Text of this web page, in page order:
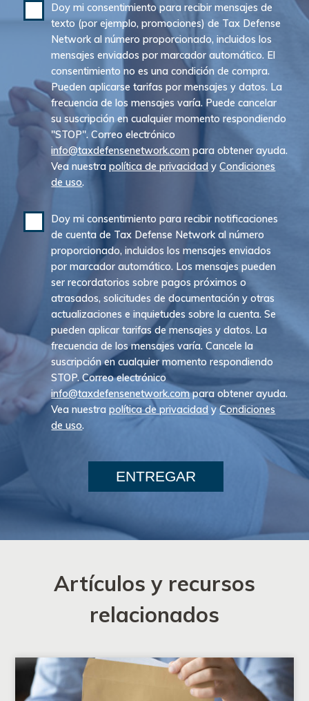
Doy mi consentimiento para recibir mensajes de
texto (por ejemplo, promociones) de Tax Defense
Network al número proporcionado, incluidos los
mensajes enviados por marcador automático. El
consentimiento no es una condición de compra.
Pueden aplicarse tarifas por mensajes y datos. La
frecuencia de los mensajes varía. Puede cancelar
su suscripción en cualquier momento respondiendo
"STOP". Correo electrónico
info@taxdefensenetwork.com para obtener ayuda.
Vea nuestrapolítica de privacidad yCondiciones
de uso.
Doy mi consentimiento para recibir notificaciones
de cuenta de Tax Defense Network al número
proporcionado, incluidos los mensajes enviados
por marcador automático. Los mensajes pueden
ser recordatorios sobre pagos próximos o
atrasados, solicitudes de documentación y otras
actualizaciones e inquietudes sobre la cuenta. Se
pueden aplicar tarifas de mensajes y datos. La
frecuencia de los mensajes varía. Cancele la
suscripción en cualquier momento respondiendo
STOP. Correo electrónico
info@taxdefensenetwork.compara obtener ayuda.
Vea nuestrapolítica de privacidad yCondiciones
de uso.
ENTREGAR
Artículos y recursos
relacionados